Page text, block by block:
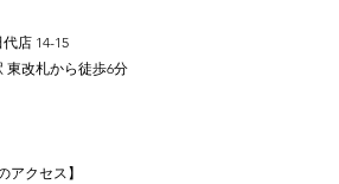
店 14-15
東改札から徒歩6分
アクセス】